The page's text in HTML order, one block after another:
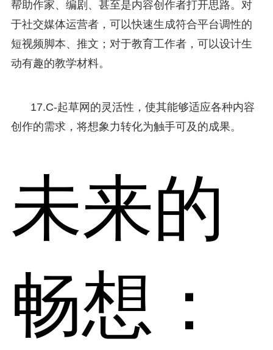
帮助作家、编剧、甚至是内容创作者打开思路。对
于社交媒体运营者，可以快速生成符合平台调性的
短视频脚本、推文；对于教育工作者，可以设计生
动有趣的教学材料。
17.C-起草网的灵活性，使其能够适应各种内容
创作的需求，将想象力转化为触手可及的成果。
未来的
畅想：